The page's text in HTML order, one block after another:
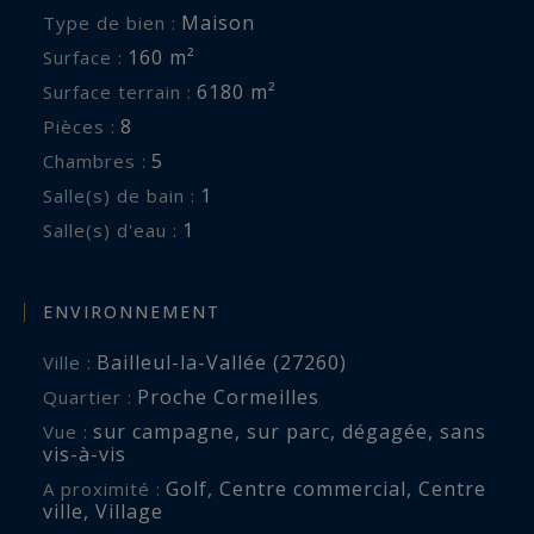
direct vers terrasse et jardin, une arrière cuisine,
des toilettes séparés dit d’invités et un espace
buanderie, une chambre de plain pied donnant
sur terrasse.
En son étage (accessible par deux deux escaliers)
; une zone palière, une première chambre sous
vélux, en enfilade une seconde chambre, dans un
toilettes,
une troisième chambre de belle taille avec
fermes apparentes et en prolongement une
quatrième et dernière chambre avec belle
Type de bien : Maison
Surface : 160 m²
Surface terrain : 6180 m²
Pièces : 8
Chambres : 5
Salle(s) de bain : 1
Salle(s) d'eau : 1
ENVIRONNEMENT
Ville : Bailleul-la-Vallée (27260)
Quartier : Proche Cormeilles
Vue : sur campagne, sur parc, dégagée, sans
vis-à-vis
A proximité : Golf, Centre commercial, Centre
ville, Village